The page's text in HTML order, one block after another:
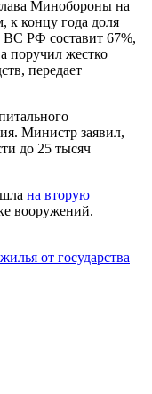
Минобороны на
к концу года доля
ВС РФ составит 67%,
поручил жестко
передает
Министр заявил,
до 25 тысяч
на вторую
вооружений.
от государства